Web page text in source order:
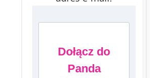
Dołącz do
Panda